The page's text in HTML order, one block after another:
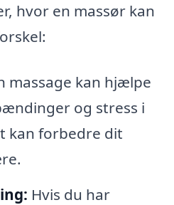
hvor en massør kan
massage kan hjælpe
og stress i
kan forbedre dit
Hvis du har